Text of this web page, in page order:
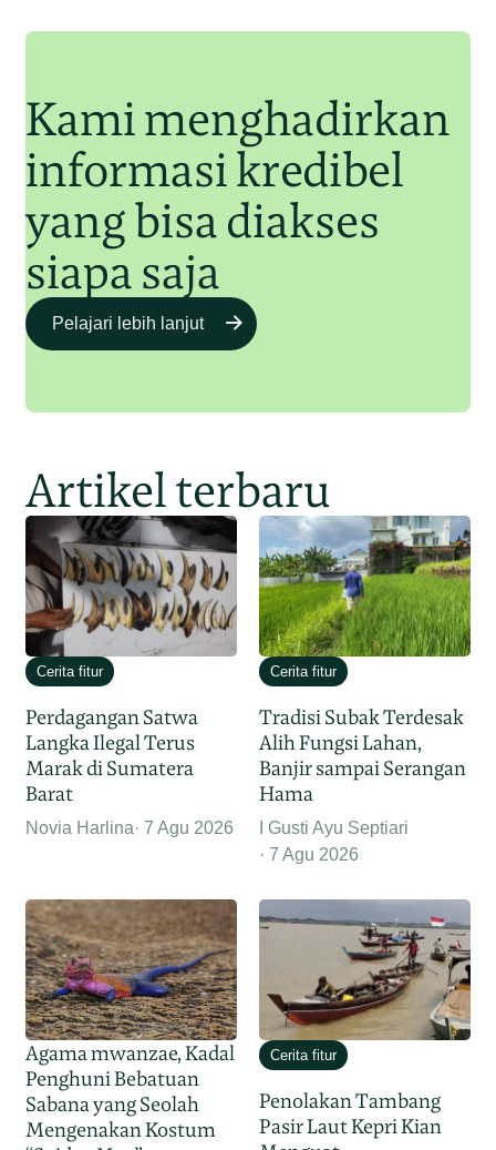
Kami menghadirkan
informasi kredibel
yang bisa diakses
siapa saja
Pelajari lebih lanjut
Artikel terbaru
Cerita fitur
Perdagangan Satwa
Langka Ilegal Terus
Marak di Sumatera
Barat
Novia Harlina 7 Agu 2026
Cerita fitur
Tradisi Subak Terdesak
Alih Fungsi Lahan,
Banjir sampai Serangan
Hama
I Gusti Ayu Septiari
7 Agu 2026
Agama mwanzae, Kadal
Penghuni Bebatuan
Sabana yang Seolah
Mengenakan Kostum
Cerita fitur
Penolakan Tambang
Pasir Laut Kepri Kian